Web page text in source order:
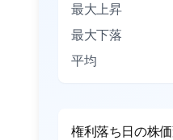
最大上昇
最大下落
平均
権利落ち日の株